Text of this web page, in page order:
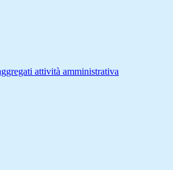
attività amministrativa